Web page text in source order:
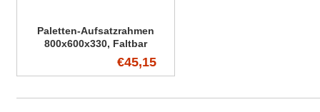
Paletten-Aufsatzrahmen
800x600x330, Faltbar
€45,15